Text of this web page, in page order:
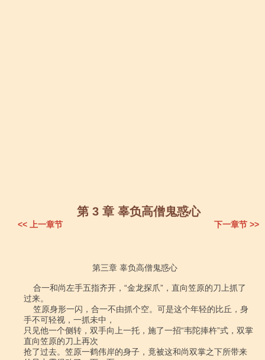
第 3 章 辜负高僧鬼惑心
<< 上一章节 下一章节 >>